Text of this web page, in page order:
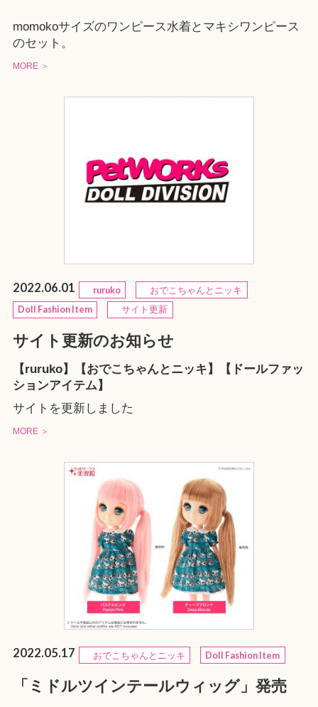
momokoサイズのワンピース水着とマキシワンピース
のセット。
MORE ＞
2022.06.01 ruruko
おでこちゃんとニッキ
Doll Fashion Item
サイト更新
サイト更新のお知らせ
【ruruko】【おでこちゃんとニッキ】【ドールファッ
ションアイテム】
サイトを更新しました
MORE ＞
2022.05.17 おでこちゃんとニッキ Doll Fashion Item
「ミドルツインテールウィッグ」発売